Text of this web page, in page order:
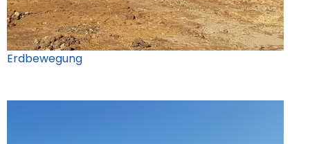
Erdbewegung